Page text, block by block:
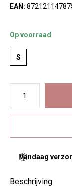
EAN:
Op voorraad
S
Vandaag
Beschrijving